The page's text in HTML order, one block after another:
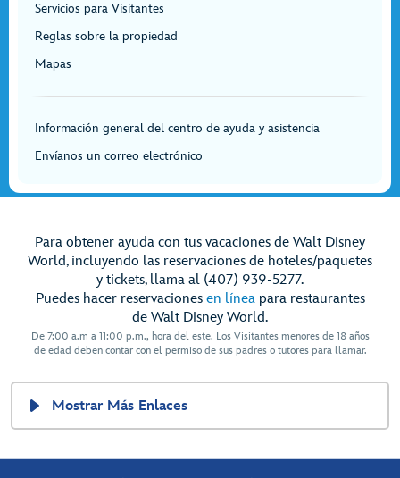
Servicios para Visitantes
Reglas sobre la propiedad
Mapas
Información general del centro de ayuda y asistencia
Envíanos un correo electrónico
Para obtener ayuda con tus vacaciones de Walt Disney
World, incluyendo las reservaciones de hoteles/paquetes
y tickets, llama al (407) 939-5277.
Puedes hacer reservaciones en líneapara restaurantes
de Walt Disney World.
De 7:00 a.m a 11:00 p.m., hora del este. Los Visitantes menores de 18 años
de edad deben contar con el permiso de sus padres o tutores para llamar.
Mostrar Más Enlaces